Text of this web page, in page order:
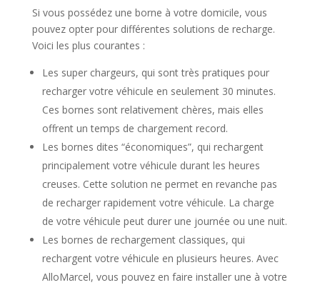
Si vous possédez une borne à votre domicile, vous
pouvez opter pour différentes solutions de recharge.
Voici les plus courantes :
Les super chargeurs, qui sont très pratiques pour
recharger votre véhicule en seulement 30 minutes.
Ces bornes sont relativement chères, mais elles
offrent un temps de chargement record.
Les bornes dites “économiques”, qui rechargent
principalement votre véhicule durant les heures
creuses. Cette solution ne permet en revanche pas
de recharger rapidement votre véhicule. La charge
de votre véhicule peut durer une journée ou une nuit.
Les bornes de rechargement classiques, qui
rechargent votre véhicule en plusieurs heures. Avec
AlloMarcel, vous pouvez en faire installer une à votre